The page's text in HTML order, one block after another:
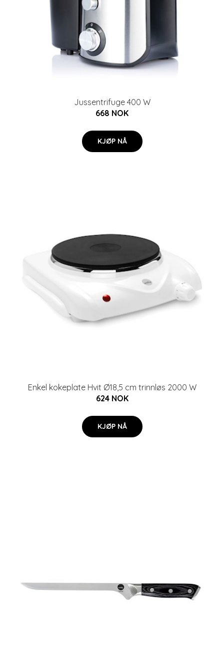
Jussentrifuge 400 W
668 NOK
KJØP NÅ
Enkel kokeplate Hvit Ø18,5 cm trinnløs 2000 W
624 NOK
KJØP NÅ